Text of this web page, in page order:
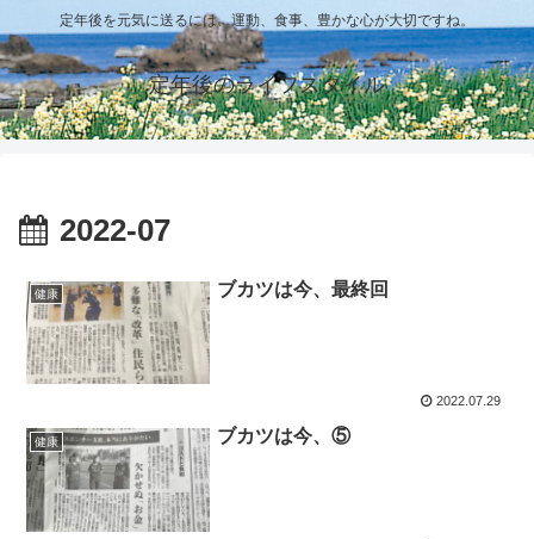
定年後を元気に送るには、運動、食事、豊かな心が大切ですね。
定年後のライフスタイル
2022-07
健康 ブカツは今、最終回
2022.07.29
健康 ブカツは今、⑤